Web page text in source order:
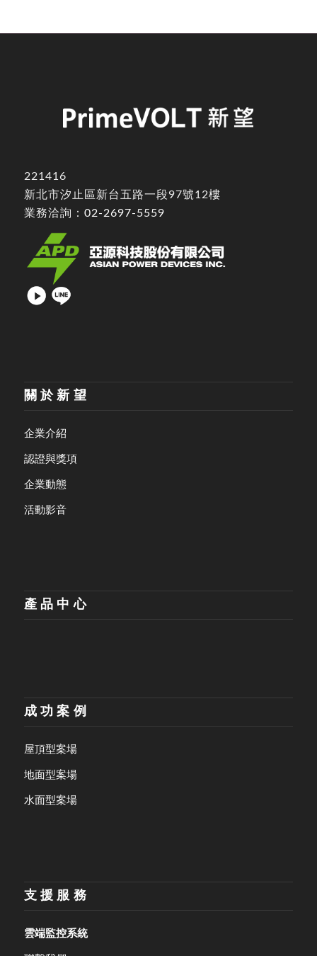
221416
新北市汐止區新台五路一段97號12樓
業務洽詢： 02-2697-5559
關於新望
企業介紹
認證與獎項
企業動態
活動影音
產品中心
成功案例
屋頂型案場
地面型案場
水面型案場
支援服務
雲端監控系統